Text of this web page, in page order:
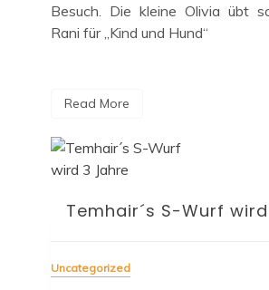
Besuch. Die kleine Olivia übt
Rani für „Kind und Hund“
Read More
Temhair´s S-Wurf
Uncategorized